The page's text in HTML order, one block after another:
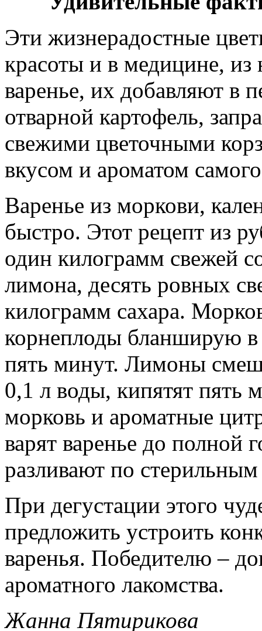
Эти жизнерадостные
красоты и в медицине, из
варенье, их добавляют в
отварной картофель,
свежими цветочными
вкусом и ароматом
Варенье из моркови,
быстро. Этот рецепт из
один килограмм свежей
лимона, десять ровных
килограмм сахара.
корнеплоды бланширую
пять минут. Лимоны
0,1 л воды, кипятят пять
морковь и ароматные
варят варенье до полной
разливают по
При дегустации этого
предложить устроить
варенья. Победителю –
ароматного лакомства.
Жанна Пятирикова